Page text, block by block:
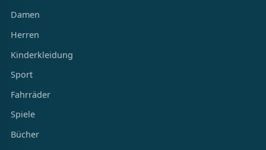
Damen
Herren
Kinderkleidung
Sport
Fahrräder
Spiele
Bücher